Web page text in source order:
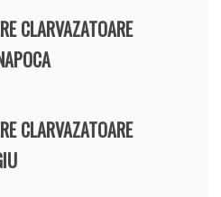
CLARVAZATOARE
CLARVAZATOARE